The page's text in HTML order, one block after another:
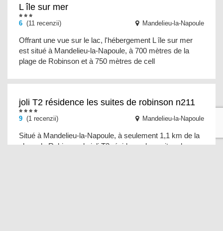
L île sur mer
6 (11 recenzii) Mandelieu-la-Napoule
Offrant une vue sur le lac, l'hébergement L île sur mer
est situé à Mandelieu-la-Napoule, à 700 mètres de la
plage de Robinson et à 750 mètres de cell
joli T2 résidence les suites de robinson n211
9 (1 recenzii) Mandelieu-la-Napoule
Situé à Mandelieu-la-Napoule, à seulement 1,1 km de la
plage de Robinson, le joli T2 résidence les suites de